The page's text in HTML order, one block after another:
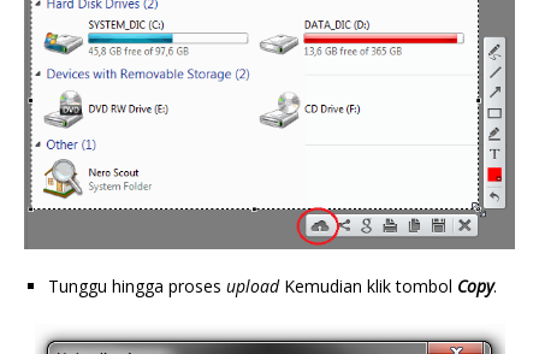
Tunggu hingga proses uploadKemudian klik tombol Copy.